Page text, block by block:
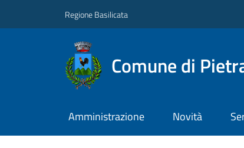
Regione Basilicata
Comune di
Amministrazione Novità